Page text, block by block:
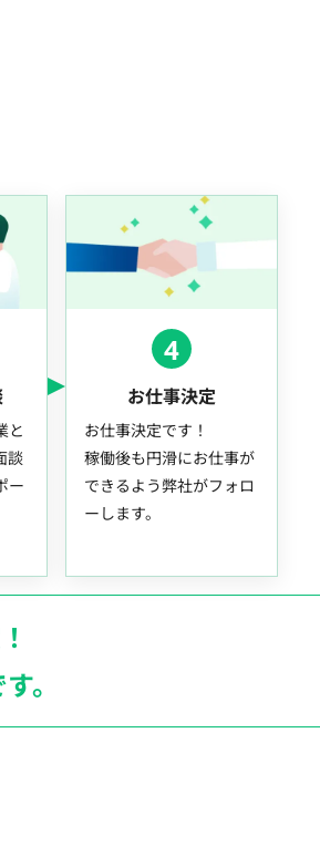
と
談
ー
4
お仕事決定
お仕事決定です！
稼働後も円滑にお仕事が
できるよう弊社がフォロ
ーします。
。